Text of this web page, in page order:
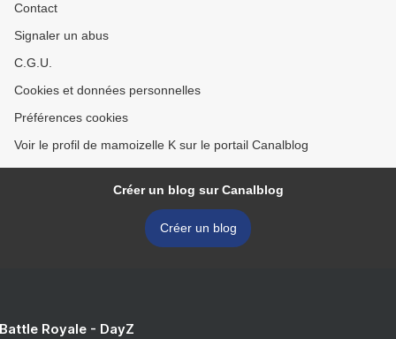
Contact
Signaler un abus
C.G.U.
Cookies et données personnelles
Préférences cookies
Voir le profil de mamoizelle K sur le portail Canalblog
Créer un blog sur Canalblog
Créer un blog
Royale - DayZ